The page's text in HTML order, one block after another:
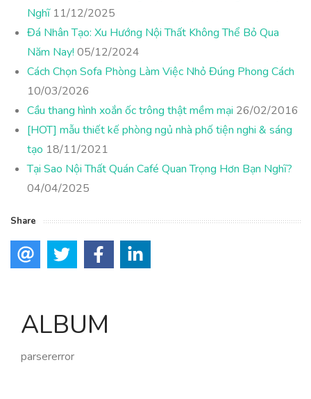
Nghĩ11/12/2025
Đá Nhân Tạo: Xu Hướng Nội Thất Không Thể Bỏ Qua
Năm Nay! 05/12/2024
Cách Chọn Sofa Phòng Làm Việc Nhỏ Đúng Phong Cách
10/03/2026
Cầu thang hình xoắn ốc trông thật mềm mại 26/02/2016
[HOT] mẫu thiết kế phòng ngủ nhà phố tiện nghi & sáng
tạo 18/11/2021
Tại Sao Nội Thất Quán Café Quan Trọng Hơn Bạn Nghĩ?
04/04/2025
Share
ALBUM
parsererror